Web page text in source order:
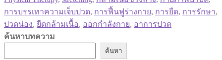
การบรรเทาความเจ็บปวด, การฟื้นฟูร่างกาย, การยืด, การรักษา,
ปวดน่อง, ยืดกล้ามเนื้อ, ออกกำลังกาย, อาการปวด
ค้นหาบทความ
ค้นหา